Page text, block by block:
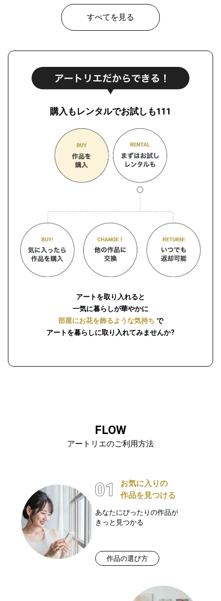
すべてを見る
購入もレンタルでお試しも111
アートを取り入れると
一気に暮らしが華やかに
部屋にお花を飾るような気持ち で
アートを暮らしに取り入れてみませんか?
FLOW
アートリエのご利用方法
お気に入りの
作品を見つける
あなたにぴったりの作品が
きっと見つかる
作品の選び方